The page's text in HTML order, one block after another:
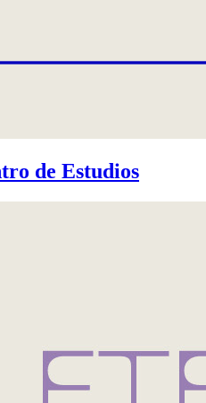
de Estudios